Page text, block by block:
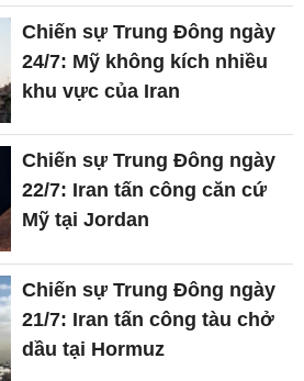
Chiến sự Trung Đông ngày
24/7: Mỹ không kích nhiều
khu vực của Iran
Chiến sự Trung Đông ngày
22/7: Iran tấn công căn cứ
Mỹ tại Jordan
Chiến sự Trung Đông ngày
21/7: Iran tấn công tàu chở
dầu tại Hormuz